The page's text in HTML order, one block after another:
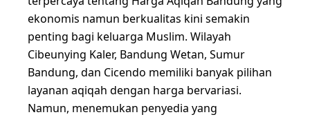
ekonomis namun berkualitas kini semakin
penting bagi keluarga Muslim. Wilayah
Cibeunying Kaler, Bandung Wetan, Sumur
Bandung, dan Cicendo memiliki banyak pilihan
layanan aqiqah dengan harga bervariasi.
Namun, menemukan penyedia yang